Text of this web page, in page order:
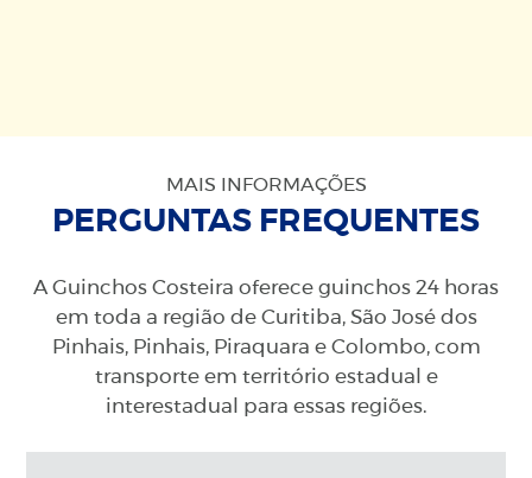
MAIS INFORMAÇÕES
PERGUNTAS FREQUENTES
A Guinchos Costeira oferece guinchos 24 horas
em toda a região de Curitiba, São José dos
Pinhais, Pinhais, Piraquara e Colombo, com
transporte em território estadual e
interestadual para essas regiões.